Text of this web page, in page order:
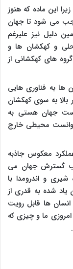
این ماده که هنوز
می شود تا جهان
دلیل نیز علیرغم
و کهکشان ها و
های کهکشانی از
ها به فناوری هایی
بالا به سوی کهکشان
جهان هستی به
توانست محیطی خارج
معکوس جاذبه
گسترش جهان می
و اندرومدا با
یاد شده به قدری از
انسان ها قابل رویت
امروزی ما و چیزی که